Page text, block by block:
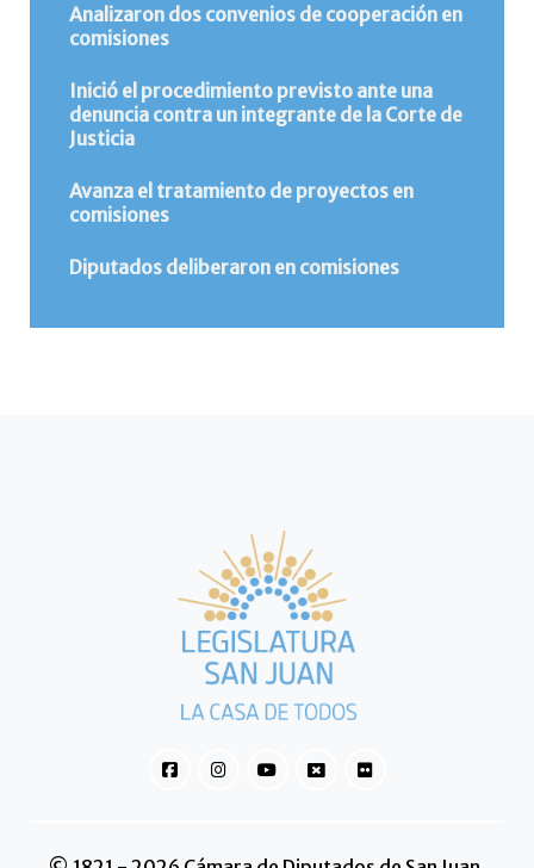
Analizaron dos convenios de cooperación en
comisiones
Inició el procedimiento previsto ante una
denuncia contra un integrante de la Corte de
Justicia
Avanza el tratamiento de proyectos en
comisiones
Diputados deliberaron en comisiones